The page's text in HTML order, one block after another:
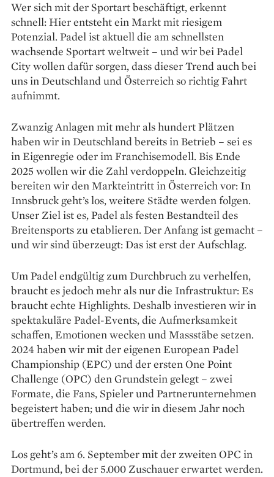
Wer sich mit der Sportart beschäftigt, erkennt
schnell: Hier entsteht ein Markt mit riesigem
Potenzial. Padel ist aktuell die am schnellsten
wachsende Sportart weltweit – und wir bei Padel
City wollen dafür sorgen, dass dieser Trend auch bei
uns in Deutschland und Österreich so richtig Fahrt
aufnimmt.
Zwanzig Anlagen mit mehr als hundert Plätzen
haben wir in Deutschland bereits in Betrieb – sei es
in Eigenregie oder im Franchisemodell. Bis Ende
2025 wollen wir die Zahl verdoppeln. Gleichzeitig
bereiten wir den Markteintritt in Österreich vor: In
Innsbruck geht’s los, weitere Städte werden folgen.
Unser Ziel ist es, Padel als festen Bestandteil des
Breitensports zu etablieren. Der Anfang ist gemacht –
und wir sind überzeugt: Das ist erst der Aufschlag.
Um Padel endgültig zum Durchbruch zu verhelfen,
braucht es jedoch mehr als nur die Infrastruktur: Es
braucht echte Highlights. Deshalb investieren wir in
spektakuläre Padel-Events, die Aufmerksamkeit
schaffen, Emotionen wecken und Massstäbe setzen.
2024 haben wir mit der eigenen European Padel
Championship (EPC) und der ersten One Point
Challenge (OPC) den Grundstein gelegt – zwei
Formate, die Fans, Spieler und Partnerunternehmen
begeistert haben; und die wir in diesem Jahr noch
übertreffen werden.
Los geht’s am 6. September mit der zweiten OPC in
Dortmund, bei der 5.000 Zuschauer erwartet werden.